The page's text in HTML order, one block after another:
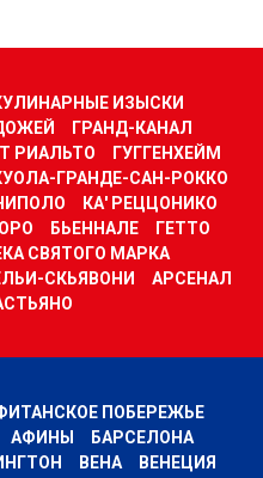
ИЗЫСКИ
ГРАНД-КАНАЛ
РИАЛЬТО
ГУГГЕНХЕЙМ
ГРАНДЕ-САН-РОККО
КА' РЕЦЦОНИКО
БЬЕННАЛЕ
ГЕТТО
СВЯТОГО МАРКА
СКЬЯВОНИ
АРСЕНАЛ
ПОБЕРЕЖЬЕ
АФИНЫ
БАРСЕЛОНА
ВЕНА
ВЕНЕЦИЯ